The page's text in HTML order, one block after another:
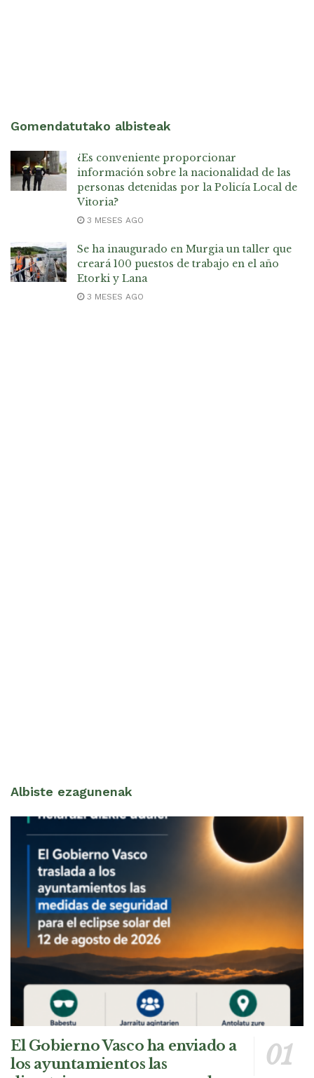
Gomendatutako albisteak
¿Es conveniente proporcionar
información sobre la nacionalidad de las
personas detenidas por la Policía Local de
Vitoria?
3 MESES AGO
Se ha inaugurado en Murgia un taller que
creará 100 puestos de trabajo en el año
Etorki y Lana
3 MESES AGO
Albiste ezagunenak
El Gobierno Vasco ha enviado a
los ayuntamientos las